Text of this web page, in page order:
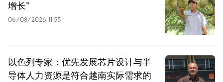
增长”
06/08/2026 11:55
以色列专家：优先发展芯片设计与半
导体人力资源是符合越南实际需求的